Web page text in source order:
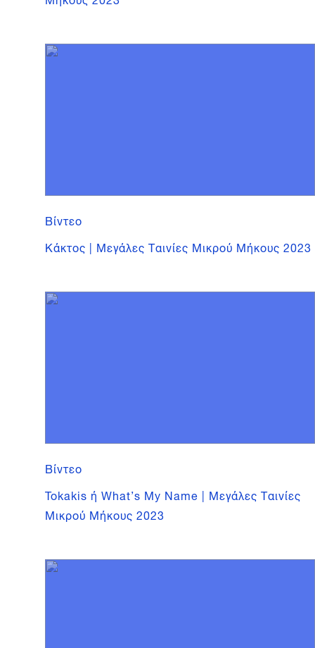
Βίντεο
Κάκτος | Μεγάλες Ταινίες Μικρού Μήκους 2023
Βίντεο
Tokakis ή What’s My Name | Μεγάλες Ταινίες
Μικρού Μήκους 2023